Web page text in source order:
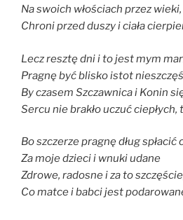
Na swoich włościach przez
Chroni przed duszy i ciała
Lecz resztę dni i to jest mym
Pragnę być blisko istot
By czasem Szczawnica i Konin
Sercu nie brakło uczuć ciepłych,
Bo szczerze pragnę dług spłacić
Za moje dzieci i wnuki udane
Zdrowe, radosne i za to
Co matce i babci jest